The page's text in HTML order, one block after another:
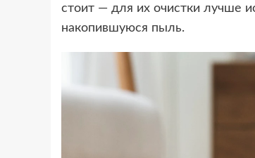
стоит — для их очистки лучше
накопившуюся пыль.